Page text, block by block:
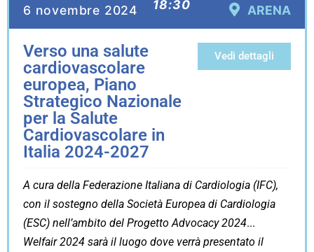
6 novembre 2024
18:30
ARENA
Verso una salute
cardiovascolare
europea, Piano
Strategico Nazionale
per la Salute
Cardiovascolare in
Italia 2024-2027
Vedi dettagli
A cura della Federazione Italiana di Cardiologia (IFC),
con il sostegno della Società Europea di Cardiologia
(ESC) nell’ambito del Progetto Advocacy 2024
Welfair 2024 sarà il luogo dove verrà presentato il